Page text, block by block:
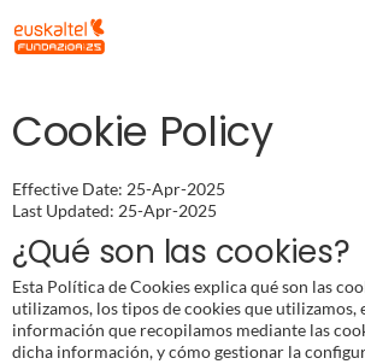
Cookie Policy
Effective Date: 25-Apr-2025
Last Updated: 25-Apr-2025
¿Qué son las cookies?
Esta Política de Cookies explica qué son las
utilizamos, los tipos de cookies que utilizamos,
información que recopilamos mediante las
dicha información, y cómo gestionar la